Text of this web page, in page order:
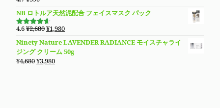
価
NB ロトルア天然泥配合 フェイスマスク パック
5段階で
価
4.6¥2,680元
価
格
は
¥1,980現
の
価
Ninety Nature LAVENDER RADIANCE モイスチャライ
ジング クリーム 50g
¥4,680元
¥3,980現